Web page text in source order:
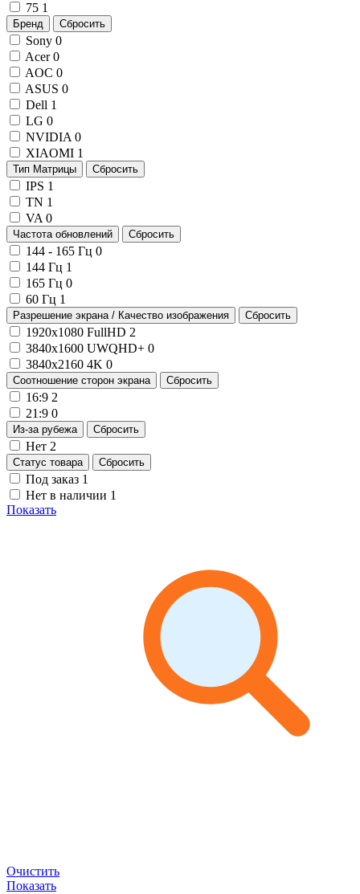
75 1
Бренд Сбросить
Sony 0
Acer 0
AOC 0
ASUS 0
Dell 1
LG 0
NVIDIA 0
XIAOMI 1
Тип Матрицы Сбросить
IPS 1
TN 1
VA 0
Частота обновлений Сбросить
144 - 165 Гц 0
144 Гц 1
165 Гц 0
60 Гц 1
Разрешение экрана / Качество изображения Сбросить
1920х1080 FullHD 2
3840x1600 UWQHD+ 0
3840x2160 4K 0
Соотношение сторон экрана Сбросить
16:9 2
21:9 0
Из-за рубежа Сбросить
Нет 2
Статус товара Сбросить
Под заказ 1
Нет в наличии 1
Показать
Очистить
Показать